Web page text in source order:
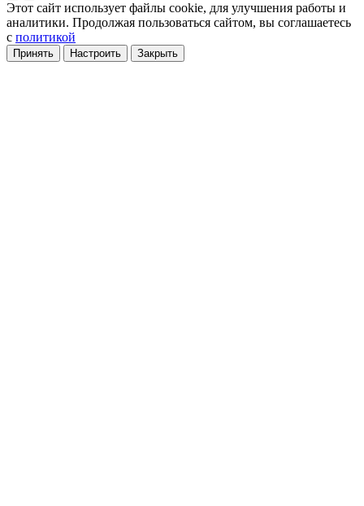
Этот сайт использует файлы cookie, для улучшения работы и
аналитики. Продолжая пользоваться сайтом, вы соглашаетесь
с политикой
Принять Настроить Закрыть